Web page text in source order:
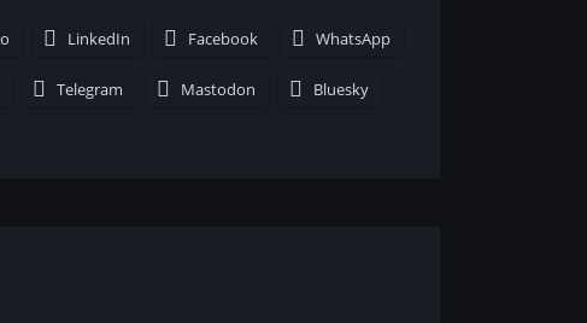
LinkedIn Facebook WhatsApp
Telegram Mastodon Bluesky